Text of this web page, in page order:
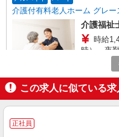
介護付有料老人ホーム グレ
介護福祉
時給1,450円 ＜給与補足
時）、夜
当20,000
東京
から「中
アルバイト
この求人に似ている求
正社員